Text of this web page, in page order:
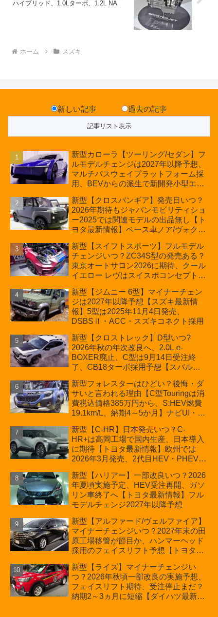
ハイブリッド、1.0Lターボ、1.2L NA
ホーム スズキ
新しい記事 過去の記事
新型カローラ【ツーリング/セダン】フ
ルモデルチェンジは2027年以降予想、
マルチパスウェイプラットフォーム採
用、BEVからの派生で新開発小型エン
の採用は無しか【トヨタ最新情報】60
周年記念車発売
新型【クロスバンギア】発売日いつ？
2026年期待もジャパンモビリティショ
ー2025では関連モデルの出品無し【ト
ヨタ最新情報】ベース車ノア/ヴォクシ
ほか「コア」と「ツール」、デリカ
D:5対抗のクロスオーバーSUVミニバ
ン
新型【スイフトスポーツ】フルモデル
チェンジいつ？ZC34S型の発売ある？
東京オートサロン2026に期待、クール
イエロー レヴはスイスポコンセプト
プが争点【スズキ最新情報】特別仕様
車「ZC33S Final Edition」終了
新型【ジムニー 6型】マイナーチェン
ジは2027年以降予想【スズキ最新情
報】5型は2025年11月4日発売、
DSBSⅡ・ACC・スズキコネクト採用
新型【クロストレック】D型いつ?
2026年秋の年次改良へ、2.0L e-
BOXER廃止、C型は9月14日受注終
了、CB18ターボ採用予想【スバル最
新型フォレスターはひどい？後悔・ダ
サいと言われる理由【C型Touringは消
費税込価格385万円から、S:HEV燃費
19.1km/L、納期4～5か月】ナビUI・冬
カーオブザイヤーとJNCAP大賞受賞後
も残る注意点
新型【C-HR】日本発売いつ？C-
HR+は高岡工場で国内生産、日本導入
に期待【トヨタ最新情報】欧州では
2026年3月発売、2代目HEV・PHEVは
新型【ハリアー】一部改良いつ？2026
年夏頃実施予定、HEV受注再開、ガソ
リン車終了へ【トヨタ最新情報】フル
モデルチェンジ2027年以降予想
新型【アルファード/ヴェルファイア】
マイナーチェンジいつ？2027年末の田
原工場移管が節目か、ハンマーヘッド
採用のフェイスリフト予想【トヨタ最
費税込価格559万9000円から
新型【ライズ】マイナーチェンジい
つ？2026年秋頃一部改良の実施予想、
フェイスリフト期待、受注停止まだ？
納期2～3ヵ月に短縮【ダイハツ最新情